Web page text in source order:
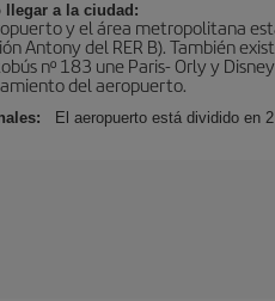
llegar a la ciudad:
y el área metropolitana
Antony del RER B). También
nº 183 une Paris- Orly y
del aeropuerto.
El aeropuerto está dividido en